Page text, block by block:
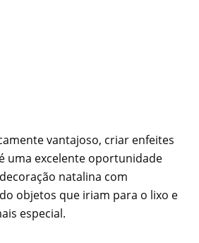
vantajoso, criar enfeites
uma excelente oportunidade
natalina com
objetos que iriam para o lixo e
especial.